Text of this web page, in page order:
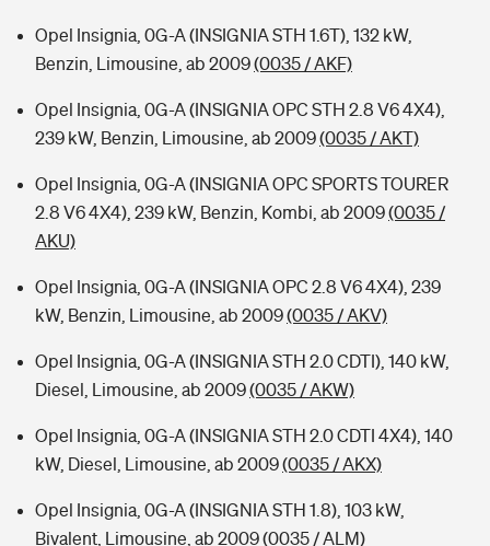
Opel Insignia, 0G-A (INSIGNIA STH 1.6T), 132 kW,
Benzin, Limousine, ab 2009(0035 / AKF)
Opel Insignia, 0G-A (INSIGNIA OPC STH 2.8 V6 4X4),
239 kW, Benzin, Limousine, ab 2009(0035 / AKT)
Opel Insignia, 0G-A (INSIGNIA OPC SPORTS TOURER
2.8 V6 4X4), 239 kW, Benzin, Kombi, ab 2009(0035 /
AKU)
Opel Insignia, 0G-A (INSIGNIA OPC 2.8 V6 4X4), 239
kW, Benzin, Limousine, ab 2009(0035 / AKV)
Opel Insignia, 0G-A (INSIGNIA STH 2.0 CDTI), 140 kW,
Diesel, Limousine, ab 2009(0035 / AKW)
Opel Insignia, 0G-A (INSIGNIA STH 2.0 CDTI 4X4), 140
kW, Diesel, Limousine, ab 2009(0035 / AKX)
Opel Insignia, 0G-A (INSIGNIA STH 1.8), 103 kW,
Bivalent, Limousine, ab 2009(0035 / ALM)